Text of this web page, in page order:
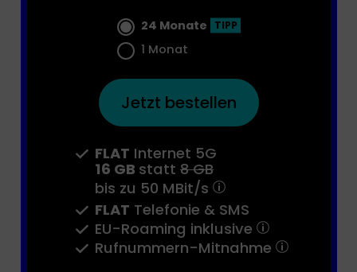
24 Monate TIPP
1 Monat
Jetzt bestellen
FLAT Internet 5G
16 GB statt8 GB
bis zu 50 MBit/s
FLAT Telefonie & SMS
EU-Roaming inklusive
Rufnummern-​Mitnahme